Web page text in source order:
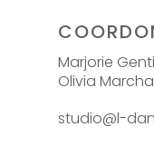
Marjorie
Olivia
studio@l-